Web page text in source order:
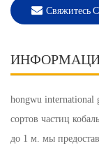
Свяжитесь
hongwu international
сортов частиц
до 1 м. мы